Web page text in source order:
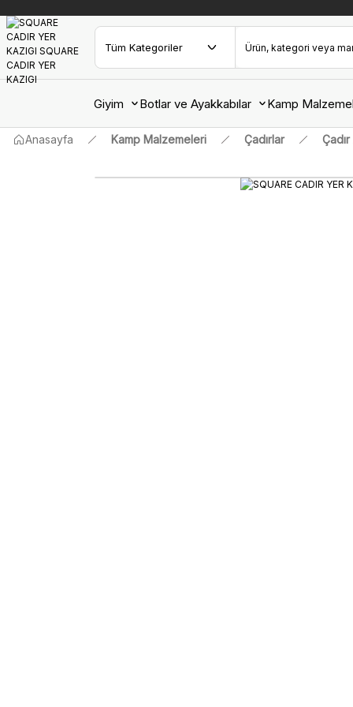
Giyim Botlar ve Ayakkabılar Kamp
Anasayfa Kamp Malzemeleri Çadırlar